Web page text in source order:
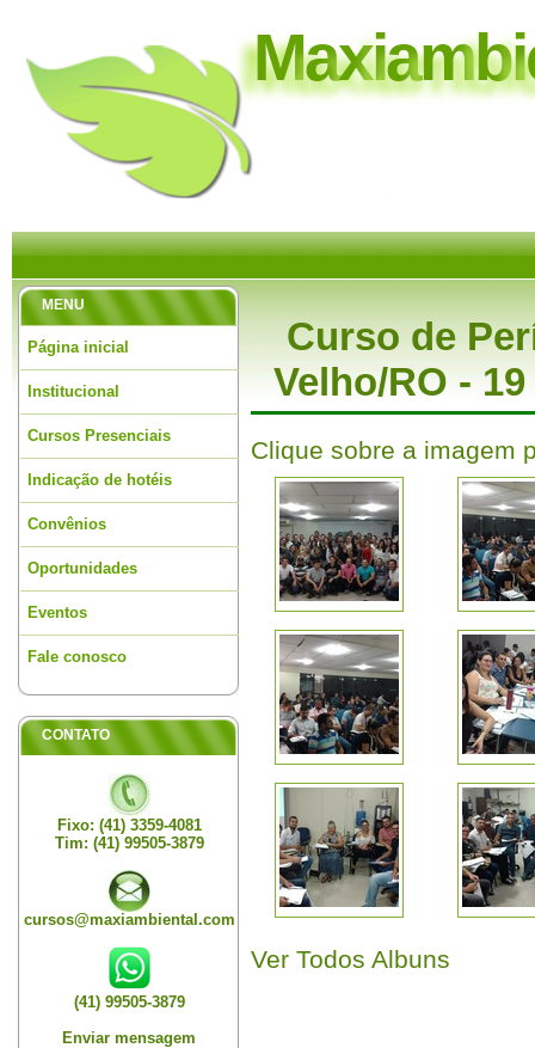
Maxiambi
MENU
Página inicial
Institucional
Cursos Presenciais
Indicação de hotéis
Convênios
Oportunidades
Eventos
Fale conosco
CONTATO
Fixo: (41) 3359-4081
Tim: (41) 99505-3879
cursos@maxiambiental.com
(41) 99505-3879
Enviar mensagem
Curso de
Velho/RO -
Clique sobre a imagem
Ver Todos Albuns